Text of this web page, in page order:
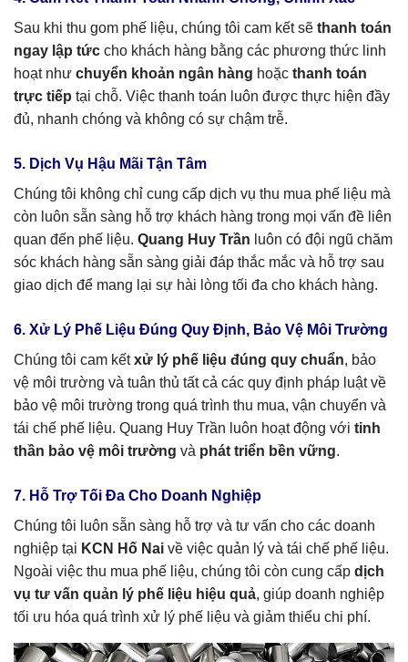
Sau khi thu gom phế liệu, chúng tôi cam kết sẽ thanh toán
ngay lập tức cho khách hàng bằng các phương thức linh
hoạt như chuyển khoản ngân hàng hoặc thanh toán
trực tiếp tại chỗ. Việc thanh toán luôn được thực hiện đầy
đủ, nhanh chóng và không có sự chậm trễ.
5. Dịch Vụ Hậu Mãi Tận Tâm
Chúng tôi không chỉ cung cấp dịch vụ thu mua phế liệu mà
còn luôn sẵn sàng hỗ trợ khách hàng trong mọi vấn đề liên
quan đến phế liệu. Quang Huy Trần luôn có đội ngũ chăm
sóc khách hàng sẵn sàng giải đáp thắc mắc và hỗ trợ sau
giao dịch để mang lại sự hài lòng tối đa cho khách hàng.
6. Xử Lý Phế Liệu Đúng Quy Định, Bảo Vệ Môi Trường
Chúng tôi cam kếtxử lý phế liệu đúng quy chuẩn, bảo
vệ môi trường và tuân thủ tất cả các quy định pháp luật về
bảo vệ môi trường trong quá trình thu mua, vận chuyển và
tái chế phế liệu. Quang Huy Trần luôn hoạt động với tinh
thần bảo vệ môi trường và phát triển bền vững.
7. Hỗ Trợ Tối Đa Cho Doanh Nghiệp
Chúng tôi luôn sẵn sàng hỗ trợ và tư vấn cho các doanh
nghiệp tại KCN Hố Nai về việc quản lý và tái chế phế liệu.
Ngoài việc thu mua phế liệu, chúng tôi còn cung cấp dịch
vụ tư vấn quản lý phế liệu hiệu quả, giúp doanh nghiệp
tối ưu hóa quá trình xử lý phế liệu và giảm thiểu chi phí.